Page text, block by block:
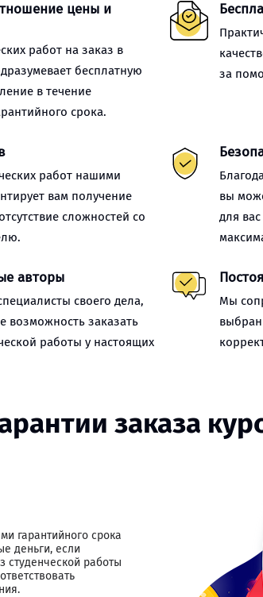
цены и
работ на заказ в
бесплатную
в течение
срока.
за
работ нашими
вам получение
сложностей со
вы
для
авторы
своего дела,
возможность заказать
работы у настоящих
Мы
заказа
гарантийного срока
деньги, если
студенческой работы